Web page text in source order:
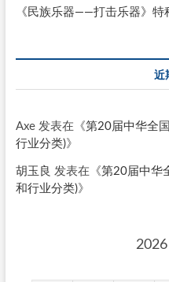
《民族乐器——打击乐器》特
近
Axe发表在《第20届中华全
行业分类)》
胡玉良 发表在《第20届中华
和行业分类)》
2026